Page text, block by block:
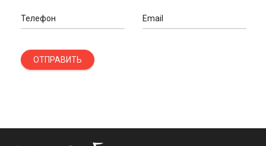
Телефон Email
ОТПРАВИТЬ